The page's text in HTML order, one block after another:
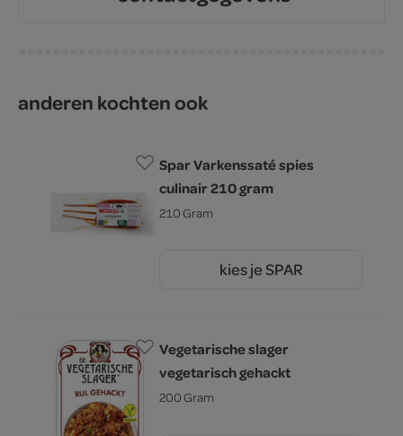
anderen kochten ook
Spar Varkenssaté spies
culinair 210 gram
210 Gram
kies je SPAR
Vegetarische slager
vegetarisch gehackt
200 Gram